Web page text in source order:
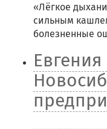
«Лёгкое
сильным
болезненные
Евгения